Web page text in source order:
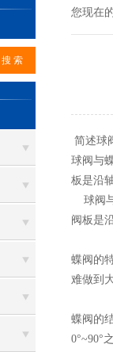
您现在
简述球
球阀与
板是沿
球阀与
阀板是
蝶阀的
难做到
蝶阀的
0°~90°